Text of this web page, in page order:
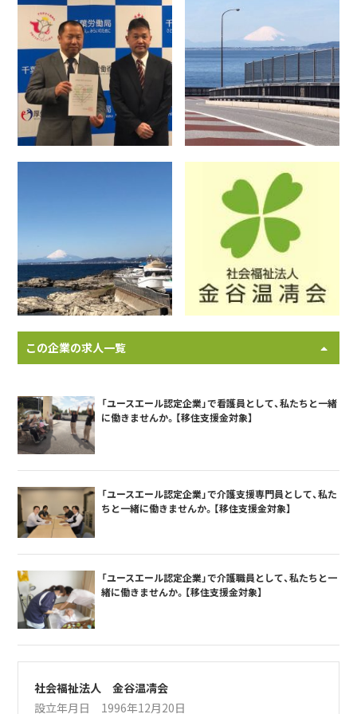
この企業の求人一覧
「ユースエール認定企業」で看護員として、私たちと一緒
に働きませんか。【移住支援金対象】
「ユースエール認定企業」で介護支援専門員として、私た
ちと一緒に働きませんか。【移住支援金対象】
「ユースエール認定企業」で介護職員として、私たちと一
緒に働きませんか。【移住支援金対象】
社会福祉法人 金谷温凊会
設立年月日 1996年12月20日